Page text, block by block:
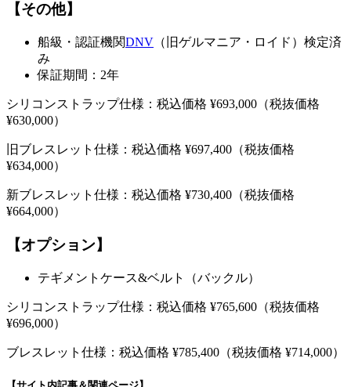
【その他】
船級・認証機関DNV （旧ゲルマニア・ロイド）検定済
み
保証期間：2年
シリコンストラップ仕様：税込価格 ¥693,000 （税抜価格
¥630,000）
旧ブレスレット仕様：税込価格 ¥697,400 （税抜価格
¥634,000）
新ブレスレット仕様：税込価格 ¥730,400 （税抜価格
¥664,000）
【オプション】
テギメントケース&ベルト（バックル）
シリコンストラップ仕様：税込価格 ¥765,600 （税抜価格
¥696,000）
ブレスレット仕様：税込価格 ¥785,400 （税抜価格 ¥714,000）